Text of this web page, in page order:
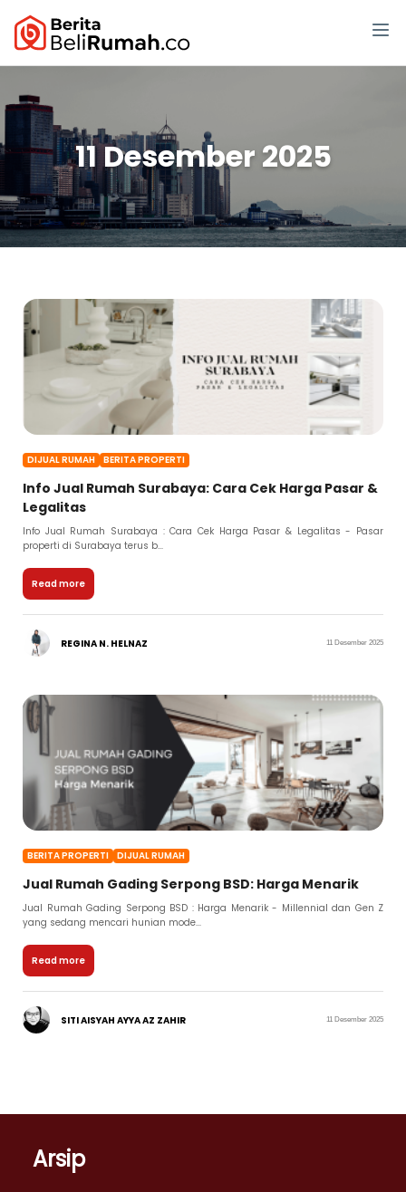
11 Desember 2025
DIJUAL RUMAH BERITA PROPERTI
Info Jual Rumah Surabaya: Cara Cek Harga Pasar &
Legalitas
Info Jual Rumah Surabaya : Cara Cek Harga Pasar & Legalitas - Pasar
properti di Surabaya terus b...
Read more
REGINA N. HELNAZ 11 Desember 2025
BERITA PROPERTI DIJUAL RUMAH
Jual Rumah Gading Serpong BSD: Harga Menarik
Jual Rumah Gading Serpong BSD : Harga Menarik - Millennial dan Gen Z
yang sedang mencari hunian mode...
Read more
SITI AISYAH AYYA AZ ZAHIR 11 Desember 2025
Arsip